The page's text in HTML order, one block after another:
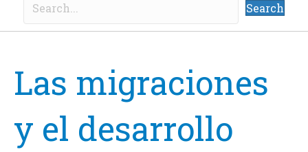
Search
Las migraciones
y el desarrollo